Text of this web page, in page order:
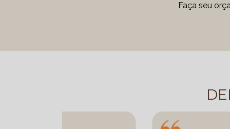
Faça seu